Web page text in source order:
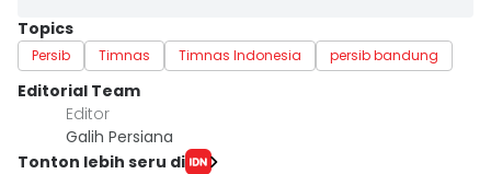
Topics
Persib Timnas Timnas Indonesia persib bandung
Editorial Team
Editor
Galih Persiana
Tonton lebih seru di